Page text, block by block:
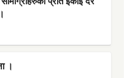
।